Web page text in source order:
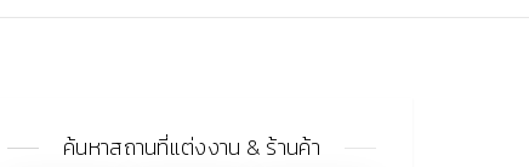
ค้นหาสถานที่แต่งงาน & ร้านค้า